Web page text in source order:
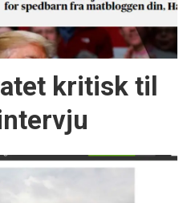
kritisk til